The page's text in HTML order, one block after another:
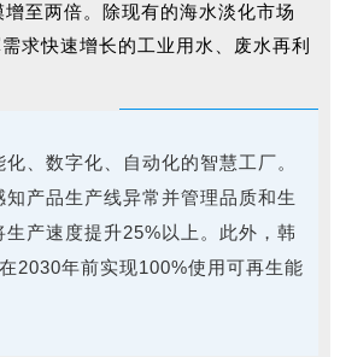
至两倍。除现有的海水淡化市场
求快速增长的工业用水、废水再利
化、数字化、自动化的智慧工厂。
产品生产线异常并管理品质和生
产速度提升25%以上。此外，韩
2030年前实现100%使用可再生能